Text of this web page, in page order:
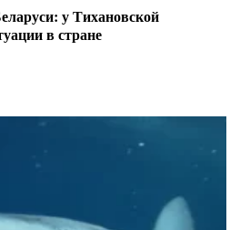
у Тихановской
в стране